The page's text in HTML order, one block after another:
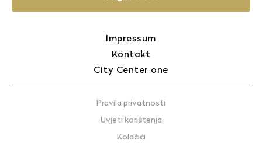
Impressum
Kontakt
City Center one
Pravila privatnosti
Uvjeti korištenja
Kolačići